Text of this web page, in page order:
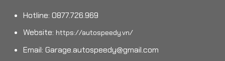
Hotline: 0877.726.969
Website: https://autospeedy.vn/
Email: Garage.autospeedy@gmail.com